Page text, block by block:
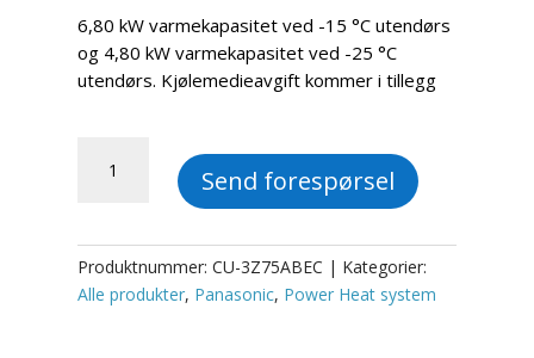
6,80 kW varmekapasitet ved -15 °C utendørs
og 4,80 kW varmekapasitet ved -25 °C
utendørs. Kjølemedieavgift kommer i tillegg
Triple
R32
antall
Send forespørsel
Produktnummer: CU-3Z75ABEC
Kategorier:
Alle produkter, Panasonic, Power Heat system